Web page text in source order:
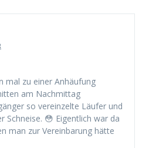
mal zu einer Anhäufung
am Nachmittag
so vereinzelte Läufer und
Schneise. 😳 Eigentlich war da
man zur Vereinbarung hätte